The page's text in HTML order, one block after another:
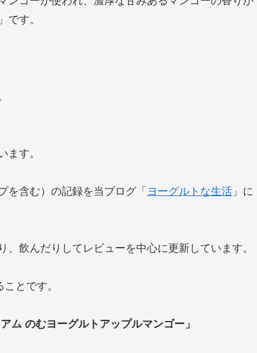
」です。
す。
を含む）の記録を当ブログ「ヨーグルトな生活 」に
飲んだりしてレビューを中心に更新しています。
とです。
ム のむヨーグルトアップルマンゴー」